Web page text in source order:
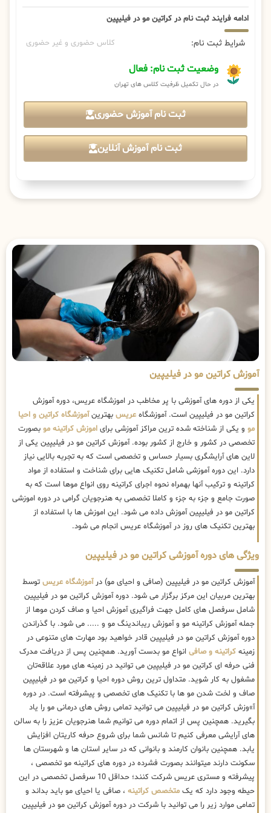
ادامه فرایند ثبت نام در کراتین مو در فیلیپین
شرایط ثبت نام: کلاس حضوری و غیر حضوری
وضعیت ثبت نام: فعال
در حال تکمیل ظرفیت کلاس های تهران
ثبت نام آموزش حضوری
ثبت نام آموزش آنلاین
آموزش کراتین مو در فیلیپین
یکی از دوره های آموزشی با پر مخاطب در اموزشگاه عریس، دوره آموزش
کراتین مو در فیلیپین است. آموزشگاه عریس بهترینآموزشگاه کراتین و احیا
مو و یکی از شناخته شده ترین مراکز آموزشی برای اموزش کراتینه مو بصورت
تخصصی در کشور و خارج از کشور بوده. آموزش کراتین مو در فیلیپین یکی از
لاین های آرایشگری بسیار حساس و تخصصی است که به تجربه بالایی نیاز
دارد. این دوره آموزشی شامل تکنیک هایی برای شناخت و استفاده از مواد
کراتینه و ترکیب آنها بهمراه نحوه اجرای کراتینه روی انواع موها است که به
صورت جامع و جزء به جزء و کاملا تخصصی به هنرجویان گرامی در دوره اموزشی
کراتین مو در فیلیپین آموزش داده می شود. این اموزش ها با استفاده از
بهترین تکنیک های روز در آموزشگاه عریس انجام می شود.
ویژگی های دوره آموزشی کراتین مو در فیلیپین
آموزش کراتین مو در فیلیپین (صافی و احیای مو) درآموزشگاه عریس توسط
بهترین مربیان این مرکز برگزار می شود. دوره آموزش کراتین مو در فیلیپین
شامل سرفصل های کامل جهت فراگیری آموزش احیا و صاف کردن موها از
جمله آموزش کراتینه مو و آموزش ریباندینگ مو و ..... می شود. با گذراندن
دوره آموزش کراتین مو در فیلیپین قادر خواهید بود مهارت های متنوعی در
زمینه کراتینه و صافی انواع مو بدست آورید. همچنین پس از دریافت مدرک
فنی حرفه ای کراتین مو در فیلیپین می توانید در زمینه های مورد علاقه‌تان
مشغول به کار شوید. متداول ترین روش دوره احیا و کراتین مو در فیلیپین
صاف و لخت شدن مو ها با تکنیک های تخصصی و پیشرفته است. در دوره
آ»وزش کراتین مو در فیلیپین می توانید تمامی روش های درمانی مو را یاد
بگیرید. همچنین پس از اتمام دوره می توانیم شما هنرجویان عزیز را به سالن
های آرایشی معرفی کنیم تا شانس شما برای شروع حرفه کاریتان افزایش
یابد. همچنین بانوان کارمند و بانوانی که در سایر استان ها و شهرستان ها
سکونت دارند میتوانند بصورت فشرده در دوره های کراتینه مو تخصصی ،
پیشرفته و مستری عریس شرکت کنند؛ حداقل 10 سرفصل تخصصی در این
حیطه وجود دارد که یک متخصص کراتینه ، صافی یا احیای مو باید بداند و
تمامی موارد زیر را می توانید با شرکت در دوره آموزش کراتین مو در فیلیپین